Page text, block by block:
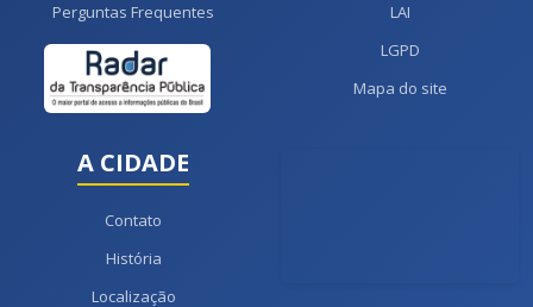
Perguntas Frequentes
LAI
LGPD
Mapa do site
A CIDADE
Contato
História
Localização